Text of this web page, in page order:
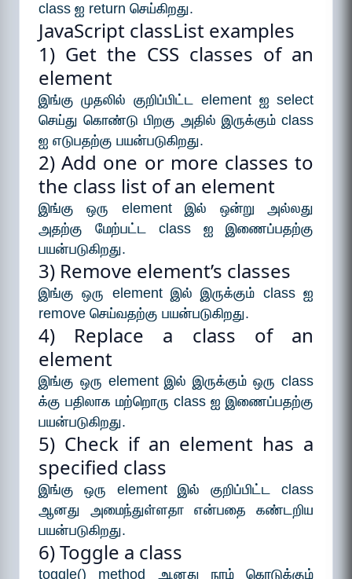
class ஐ return செய்கிறது.
JavaScript classList examples
1) Get the CSS classes of an
element
இங்கு முதலில் குறிப்பிட்ட element ஐ select
செய்து கொண்டு பிறகு அதில் இருக்கும் class
ஐ எடுபதற்கு பயன்படுகிறது.
2) Add one or more classes to
the class list of an element
இங்கு ஒரு element இல் ஒன்று அல்லது
அதற்கு மேற்பட்ட class ஐ இணைப்பதற்கு
பயன்படுகிறது.
3) Remove element’s classes
இங்கு ஒரு element இல் இருக்கும் class ஐ
remove செய்வதற்கு பயன்படுகிறது.
4) Replace a class of an
element
இங்கு ஒரு element இல் இருக்கும் ஒரு class
க்கு பதிலாக மற்றொரு class ஐ இணைப்பதற்கு
பயன்படுகிறது.
5) Check if an element has a
specified class
இங்கு ஒரு element இல் குறிப்பிட்ட class
ஆனது அமைந்துள்ளதா என்பதை கண்டறிய
பயன்படுகிறது.
6) Toggle a class
toggle() method ஆனது நாம் கொடுக்கும்